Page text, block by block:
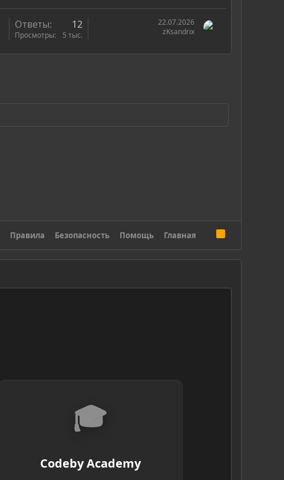
Ответы 12
Просмотры 5 тыс.
22.07.2026
zKsandrix
Правила Безопасность Помощь Главная
S
🎓
Codeby Academy